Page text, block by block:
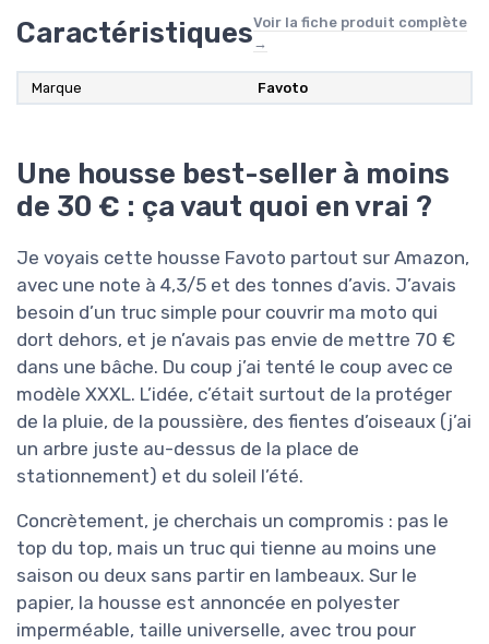
CaractéristiquesVoir la fiche produit complète
→
Marque Favoto
Une housse best-seller à moins
de 30 € : ça vaut quoi en vrai ?
Je voyais cette housse Favoto partout sur Amazon,
avec une note à 4,3/5 et des tonnes d’avis. J’avais
besoin d’un truc simple pour couvrir ma moto qui
dort dehors, et je n’avais pas envie de mettre 70 €
dans une bâche. Du coup j’ai tenté le coup avec ce
modèle XXXL. L’idée, c’était surtout de la protéger
de la pluie, de la poussière, des fientes d’oiseaux (j’ai
un arbre juste au-dessus de la place de
stationnement) et du soleil l’été.
Concrètement, je cherchais un compromis : pas le
top du top, mais un truc qui tienne au moins une
saison ou deux sans partir en lambeaux. Sur le
papier, la housse est annoncée en polyester
imperméable, taille universelle, avec trou pour